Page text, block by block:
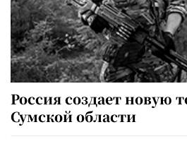
Россия создает новую
Сумской области